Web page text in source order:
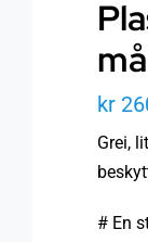
kr
Grei,
# En